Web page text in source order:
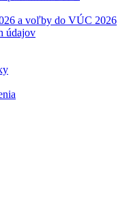
a voľby do VÚC 2026
údajov